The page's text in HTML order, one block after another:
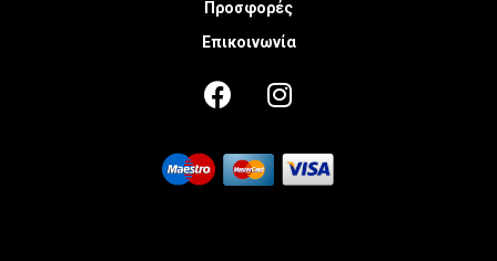
Προσφορές
Επικοινωνία